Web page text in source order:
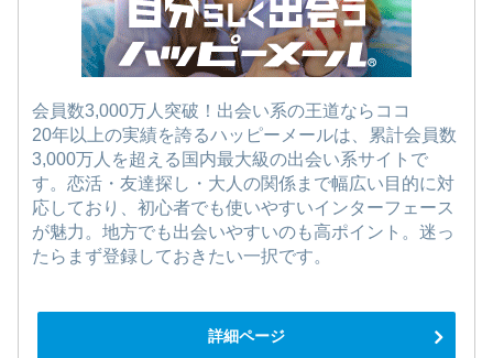
会員数3,000万人突破！出会い系の王道ならココ
20年以上の実績を誇るハッピーメールは、累計会員数
3,000万人を超える国内最大級の出会い系サイトで
す。恋活・友達探し・大人の関係まで幅広い目的に対
応しており、初心者でも使いやすいインターフェース
が魅力。地方でも出会いやすいのも高ポイント。迷っ
たらまず登録しておきたい一択です。
詳細ページ